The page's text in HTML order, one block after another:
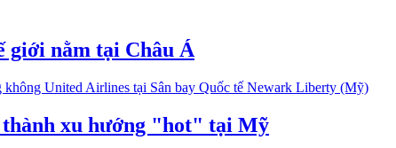
giới nằm tại Châu Á
xu hướng "hot" tại Mỹ